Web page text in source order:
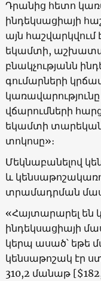
Դրանից հետո
ինդեկսացիայի
այն
եկամտի,
բնակչությանն
գումարների
վճարումների
եկամտի տարեկան
տոկոսը»։
Մեկնաբանելով
և
տրամադրման
«Հայտարարել են
ինդեկսացիայի
կերպ ասած՝ եթե
կենսաթոշակ էր
310,2 մանաթ